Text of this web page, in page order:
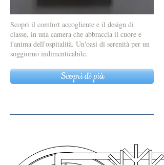
Scopri il comfort accogliente e il design di
classe, in una camera che abbraccia il cuore e
l'anima dell'ospitalità. Un'oasi di serenità per un
soggiorno indimenticabile.
Scopri di più